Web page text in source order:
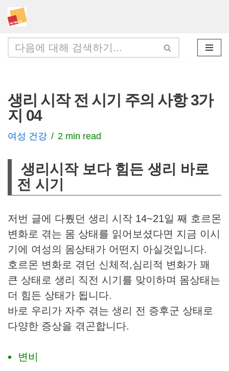
콘
텐
츠
너
뛰
기
생리 시작 전 시기 주의 사항 3가
지 04
여성 건강 2 min read
생리시작 보다 힘든 생리 바로
전 시기
저번 글에 다뤘던 생리 시작 14~21일 째 호르몬
변화로 겪는 몸 상태를 읽어보셨다면 지금 이시
기에 여성의 몸상태가 어떤지 아실것입니다.
호르몬 변화로 겪던 신체적,심리적 변화가 꽤
큰 상태로 생리 직전 시기를 맞이하며 몸상태는
더 힘든 상태가 됩니다.
바로 우리가 자주 겪는 생리 전 증후군 상태로
다양한 증상을 겪곤합니다.
변비